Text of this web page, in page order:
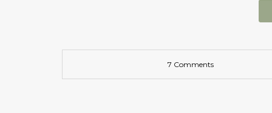
7 Comments